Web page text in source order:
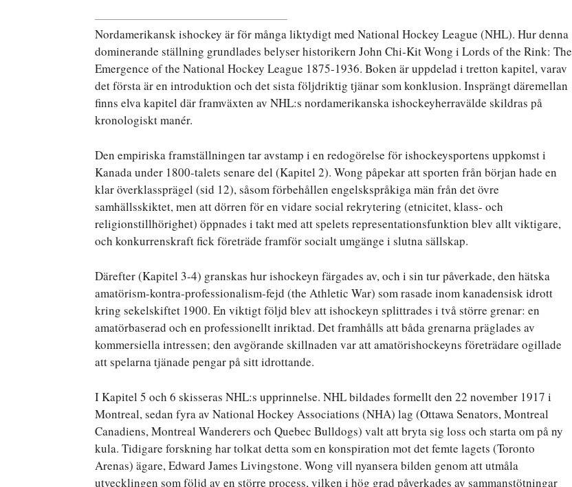
Nordamerikansk ishockey är för många liktydigt med National Hockey League (NHL). Hur denna
dominerande ställning grundlades belyser historikern John Chi-Kit Wong i Lords of the Rink: The
Emergence of the National Hockey League 1875-1936. Boken är uppdelad i tretton kapitel, varav
det första är en introduktion och det sista följdriktig tjänar som konklusion. Insprängt däremellan
finns elva kapitel där framväxten av NHL:s nordamerikanska ishockeyherravälde skildras på
kronologiskt manér.
Den empiriska framställningen tar avstamp i en redogörelse för ishockeysportens uppkomst i
Kanada under 1800-talets senare del (Kapitel 2). Wong påpekar att sporten från början hade en
klar överklassprägel (sid 12), såsom förbehållen engelskspråkiga män från det övre
samhällsskiktet, men att dörren för en vidare social rekrytering (etnicitet, klass- och
religionstillhörighet) öppnades i takt med att spelets representationsfunktion blev allt viktigare,
och konkurrenskraft fick företräde framför socialt umgänge i slutna sällskap.
Därefter (Kapitel 3-4) granskas hur ishockeyn färgades av, och i sin tur påverkade, den hätska
amatörism-kontra-professionalism-fejd (the Athletic War) som rasade inom kanadensisk idrott
kring sekelskiftet 1900. En viktigt följd blev att ishockeyn splittrades i två större grenar: en
amatörbaserad och en professionellt inriktad. Det framhålls att båda grenarna präglades av
kommersiella intressen; den avgörande skillnaden var att amatörishockeyns företrädare ogillade
att spelarna tjänade pengar på sitt idrottande.
I Kapitel 5 och 6 skisseras NHL:s upprinnelse. NHL bildades formellt den 22 november 1917 i
Montreal, sedan fyra av National Hockey Associations (NHA) lag (Ottawa Senators, Montreal
Canadiens, Montreal Wanderers och Quebec Bulldogs) valt att bryta sig loss och starta om på ny
kula. Tidigare forskning har tolkat detta som en konspiration mot det femte lagets (Toronto
Arenas) ägare, Edward James Livingstone. Wong vill nyansera bilden genom att utmåla
utvecklingen som följd av en större process, vilken i hög grad påverkades av sammanstötningar